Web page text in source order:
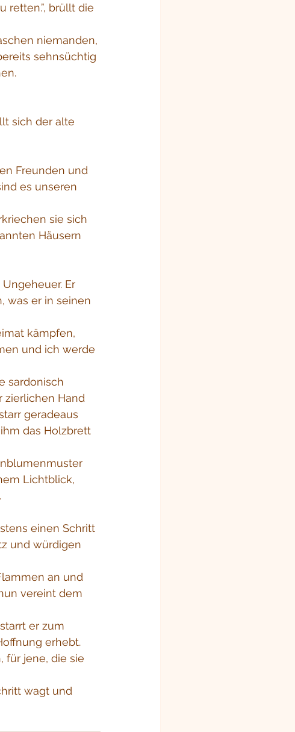
retten.”, brüllt die
niemanden,
sehnsüchtig
sich der alte
Freunden und
es unseren
sie sich
Häusern
Er
was er in seinen
kämpfen,
und ich werde
sardonisch
zierlichen Hand
geradeaus
das Holzbrett
Lichtblick,
einen Schritt
und würdigen
an und
vereint dem
er zum
erhebt.
für jene, die sie
wagt und